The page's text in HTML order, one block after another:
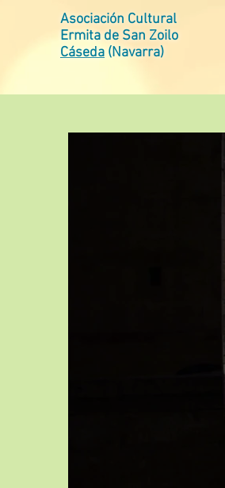
Asociación Cultural
Ermita de San Zoilo
Cáseda (Navarra)